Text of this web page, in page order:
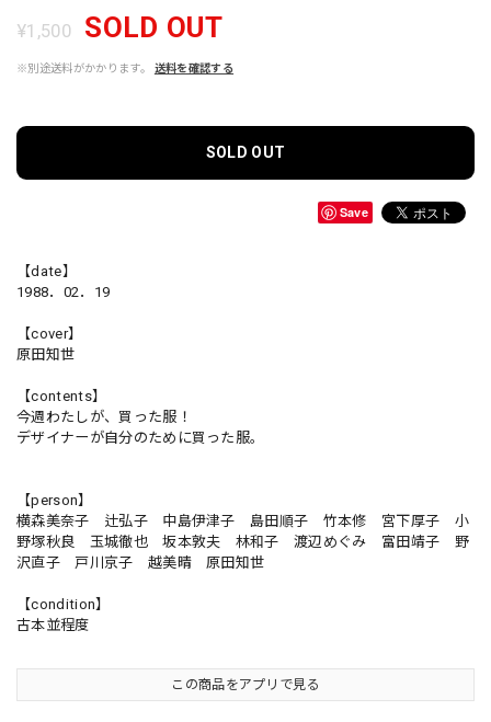
¥1,500 SOLD OUT
※別途送料がかかります。 送料を確認する
SOLD OUT
Save
【date】
1988．02．19
【cover】
原田知世
【contents】
今週わたしが、買った服！
デザイナーが自分のために買った服。
【person】
横森美奈子 辻弘子 中島伊津子 島田順子 竹本修 宮下厚子 小
野塚秋良 玉城徹也 坂本敦夫 林和子 渡辺めぐみ 富田靖子 野
沢直子 戸川京子 越美晴 原田知世
【condition】
古本並程度
この商品をアプリで見る